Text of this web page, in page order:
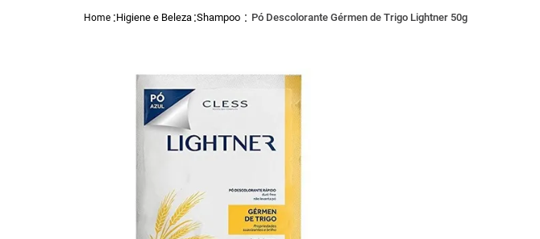
Higiene e Beleza Shampoo Pó Descolorante Gérmen de Trigo Lightner 50g
2º
gelmax
4º
rosuvastatina 20mg
protetor solar
shampoo
7
dipirona
9º